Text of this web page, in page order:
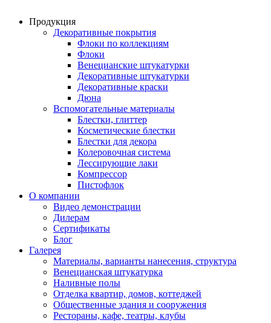
Продукция
Декоративные покрытия
Флоки по коллекциям
Флоки
Венецианские штукатурки
Декоративные штукатурки
Декоративные краски
Дюна
Вспомогательные материалы
Блестки, глиттер
Косметические блестки
Блестки для декора
Колеровочная система
Лессирующие лаки
Компрессор
Пистофлок
О компании
Видео демонстрации
Дилерам
Сертификаты
Блог
Галерея
Материалы, варианты нанесения, структура
Венецианская штукатурка
Наливные полы
Отделка квартир, домов, коттеджей
Общественные здания и сооружения
Рестораны, кафе, театры, клубы